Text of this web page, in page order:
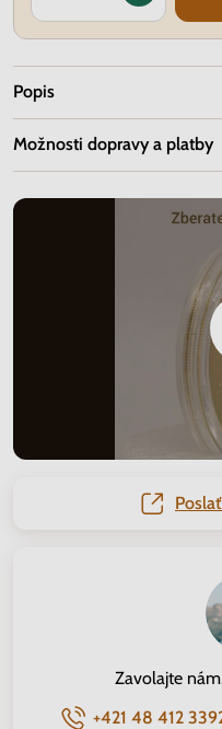
Popis
Možnosti dopravy a platby
Zavolajte
+421 48 412